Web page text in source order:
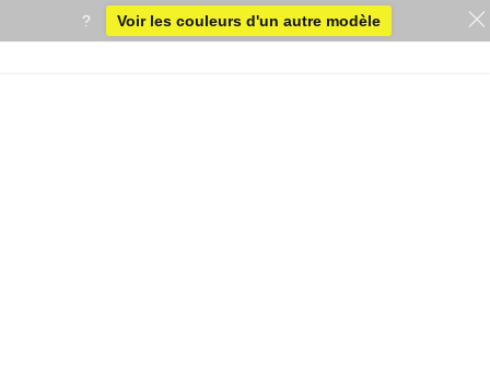
? Voir les couleurs d'un autre modèle